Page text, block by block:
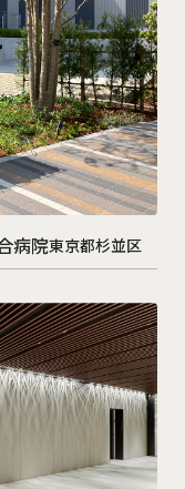
病院東京都杉並区